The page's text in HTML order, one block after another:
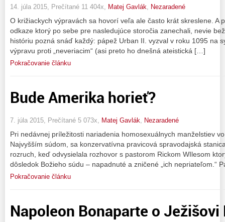
14. júla 2015, Prečítané 11 404x, Matej Gavlák Nezaradené
O križiackych výpravách sa hovorí veľa ale často krát skreslene. A
odkaze ktorý po sebe pre nasledujúce storočia zanechali, nevie
históriu pozná snáď každý: pápež Urban II. vyzval v roku 1095 na
výpravu proti „neveriacim“ (asi preto ho dnešná ateistická […]
Pokračovanie článku
Bude Amerika horieť?
7. júla 2015, Prečítané 5 073x, Matej Gavlák Nezaradené
Pri nedávnej príležitosti nariadenia homosexuálnych manželstiev
Najvyšším súdom, sa konzervatívna pravicová spravodajská
rozruch, keď odvysielala rozhovor s pastorom Rickom WIlesom
dôsledok Božieho súdu – napadnuté a zničené „ich nepriateľom.“
Pokračovanie článku
Napoleon Bonaparte o